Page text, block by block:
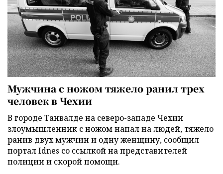
Мужчина с ножом тяжело ранил трех
человек в Чехии
В городе Танвалде на северо-западе Чехии
злоумышленник с ножом напал на людей, тяжело
ранив двух мужчин и одну женщину, сообщил
портал Idnes со ссылкой на представителей
полиции и скорой помощи.